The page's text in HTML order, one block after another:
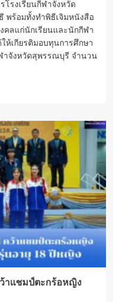
โรงเรียนกีฬาจังหวัด
พร้อมทั้งทำพิธีเจิมหนังสือ
คลแก่นักเรียนและนักกีฬา
ห้เกียรติมอบทุนการศึกษา
าจังหวัดสุพรรณบุรี จำนวน
าแชมป์ตะกร้อหญิง